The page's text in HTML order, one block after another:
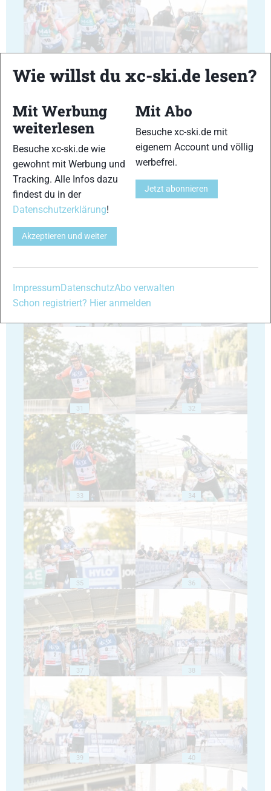
25 26
27
31 32
33 34
35 36
37 38
39 40
Wie willst du xc-ski.de lesen?
Mit Werbung
weiterlesen
Besuche xc-ski.de wie
gewohnt mit Werbung und
Tracking. Alle Infos dazu
findest du in der
Datenschutzerklärung!
Akzeptieren und weiter
Mit Abo
Besuche xc-ski.de mit
eigenem Account und völlig
werbefrei.
Jetzt abonnieren
ImpressumDatenschutzAbo verwalten
Schon registriert? Hier anmelden